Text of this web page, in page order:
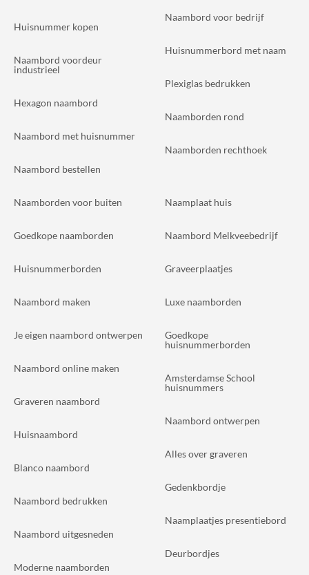
Huisnummer kopen
Naambord voordeur
industrieel
Hexagon naambord
Naambord met huisnummer
Naambord bestellen
Naambord voor bedrijf
Huisnummerbord met naam
Plexiglas bedrukken
Naamborden rond
Naamborden rechthoek
Naamborden voor buiten
Goedkope naamborden
Huisnummerborden
Naambord maken
Je eigen naambord ontwerpen
Naambord online maken
Graveren naambord
Huisnaambord
Blanco naambord
Naambord bedrukken
Naambord uitgesneden
Moderne naamborden
Naamplaat huis
Naambord Melkveebedrijf
Graveerplaatjes
Luxe naamborden
Goedkope
huisnummerborden
Amsterdamse School
huisnummers
Naambord ontwerpen
Alles over graveren
Gedenkbordje
Naamplaatjes presentiebord
Deurbordjes